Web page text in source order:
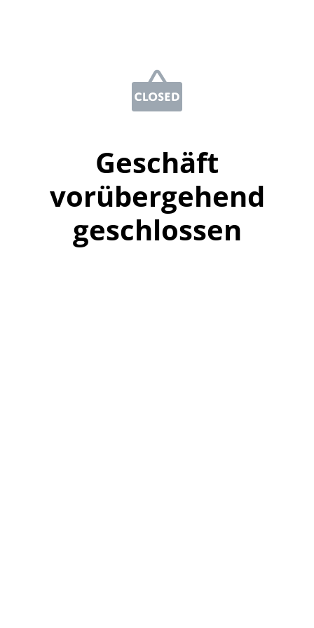
Geschäft
vorübergehend
geschlossen